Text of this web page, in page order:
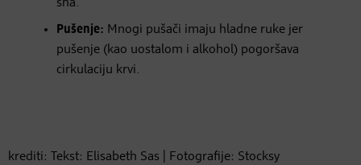
sna.
Pušenje: Mnogi pušači imaju hladne ruke jer
pušenje (kao uostalom i alkohol) pogoršava
cirkulaciju krvi.
krediti: Tekst: Elisabeth Sas | Fotografije: Stocksy